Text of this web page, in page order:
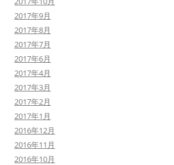
2017年9月
2017年8月
2017年7月
2017年6月
2017年4月
2017年3月
2017年2月
2017年1月
2016年12月
2016年11月
2016年10月